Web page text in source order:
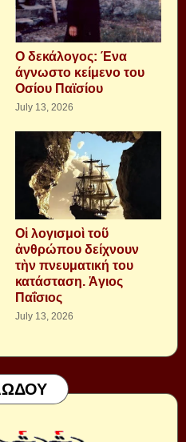
Ο δεκάλογος: Ένα
άγνωστο κείμενο του
Οσίου Παϊσίου
July 13, 2026
Οἱ λογισμοὶ τοῦ
ἀνθρώπου δείχνουν
τὴν πνευματική του
κατάσταση. Ἁγιος
Παΐσιος
July 13, 2026